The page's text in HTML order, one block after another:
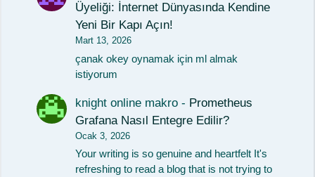
Üyeliği: İnternet Dünyasında Kendine
Yeni Bir Kapı Açın!
Mart 13, 2026
çanak okey oynamak için ml almak
istiyorum
knight online makro - Prometheus
Grafana Nasıl Entegre Edilir?
Ocak 3, 2026
Your writing is so genuine and heartfelt It's
refreshing to read a blog that is not trying to